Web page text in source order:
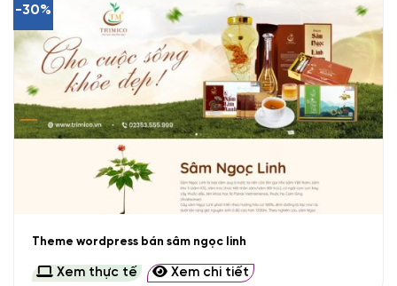
-30%
Theme wordpress bán sâm ngọc linh
Xem thực tế Xem chi tiết